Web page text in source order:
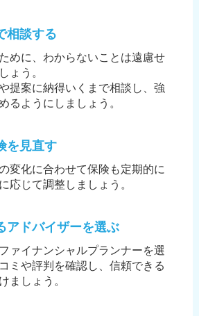
相談する
めに、わからないことは遠慮せ
ょう。
提案に納得いくまで相談し、強
るようにしましょう。
を見直す
変化に合わせて保険も定期的に
応じて調整しましょう。
アドバイザーを選ぶ
ァイナンシャルプランナーを選
ミや評判を確認し、信頼できる
ましょう。